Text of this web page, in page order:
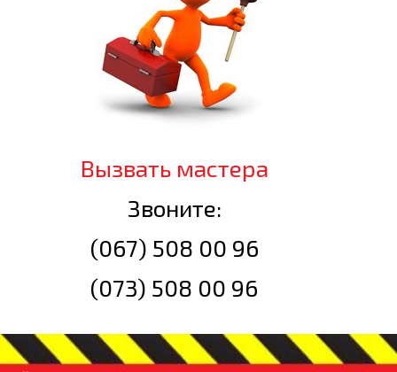
Вызвать мастера
Звоните:
(067) 508 00 96
(073) 508 00 96